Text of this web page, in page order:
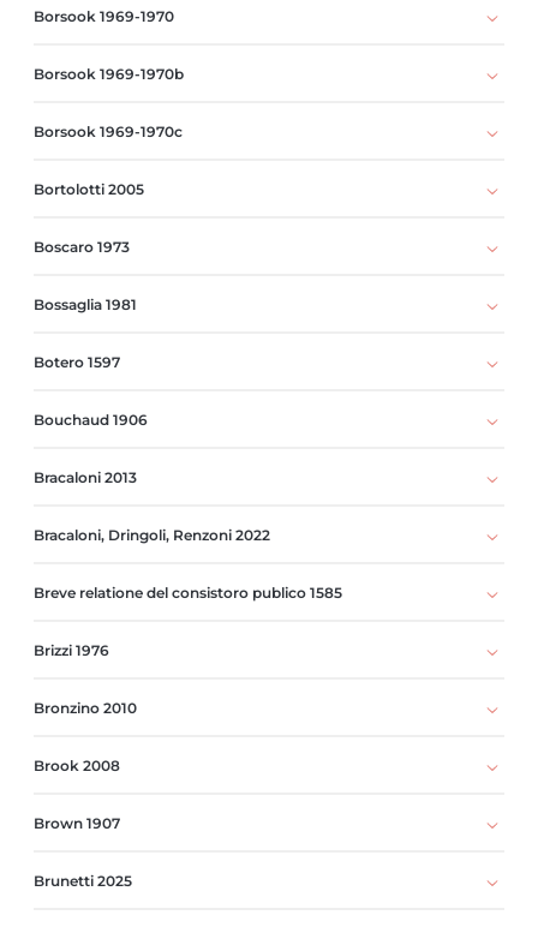
Borsook 1969-1970
Borsook 1969-1970b
Borsook 1969-1970c
Bortolotti 2005
Boscaro 1973
Bossaglia 1981
Botero 1597
Bouchaud 1906
Bracaloni 2013
Bracaloni, Dringoli, Renzoni 2022
Breve relatione del consistoro publico 1585
Brizzi 1976
Bronzino 2010
Brook 2008
Brown 1907
Brunetti 2025